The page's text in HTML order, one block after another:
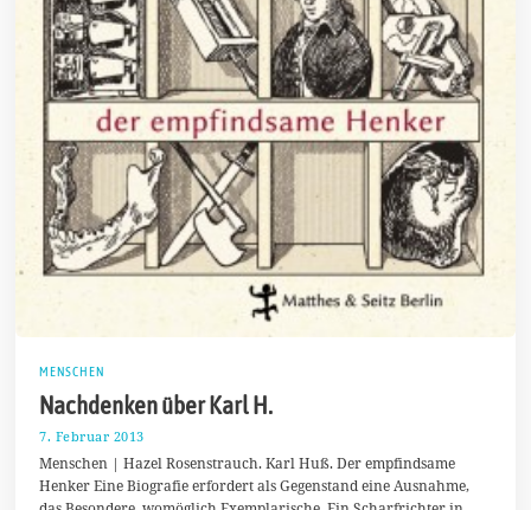
MENSCHEN
Nachdenken über Karl H.
7. Februar 2013
.
A
Menschen | Hazel Rosenstrauch. Karl Huß. Der empfindsame
Henker Eine Biografie erfordert als Gegenstand eine Ausnahme,